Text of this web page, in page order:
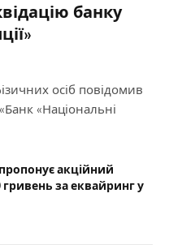
банку
осіб повідомив
«Національні
акційний
за еквайринг у